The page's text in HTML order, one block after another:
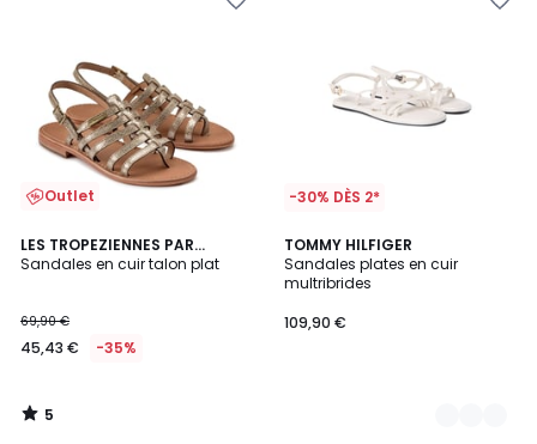
Outlet
LES TROPEZIENNES PAR
M.BELARBI
Sandales en cuir talon plat
69,90 €
45,43 € -35%
5
/
5
/
-30% DÈS 2*
TOMMY HILFIGER
Sandales plates en cuir
multribrides
109,90 €
2
Couleurs